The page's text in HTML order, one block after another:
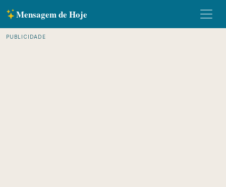
Mensagem de Hoje
PUBLICIDADE